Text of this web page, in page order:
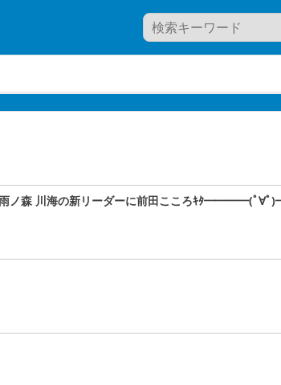
、雨ノ森 川海の新リーダーに前田こころｷﾀ━━━━(ﾟ